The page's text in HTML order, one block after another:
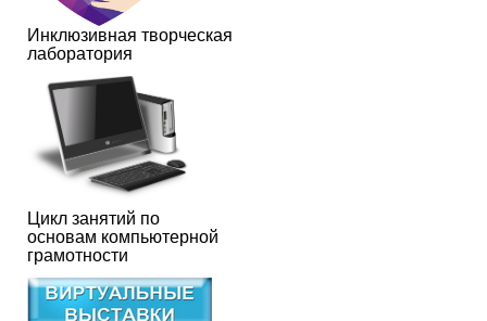
Инклюзивная творческая
лаборатория
Цикл занятий по
основам компьютерной
грамотности